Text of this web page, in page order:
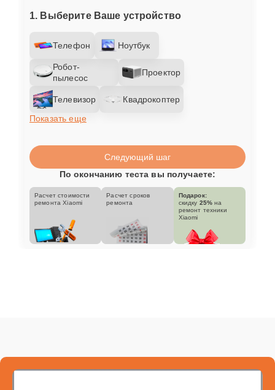
1. Выберите Ваше устройство
Телефон Ноутбук
Робот-
пылесос
Проектор
Телевизор
Квадрокоптер
Показать еще
Следующий шаг
По окончанию теста вы получаете:
Расчет стоимости
ремонта Xiaomi
Расчет сроков
ремонта
Подарок:
скидку 25% на
ремонт техники
Xiaomi